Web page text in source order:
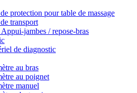
protection pour table de massage
transport
jambes / repose-bras
de diagnostic
au bras
au poignet
manuel